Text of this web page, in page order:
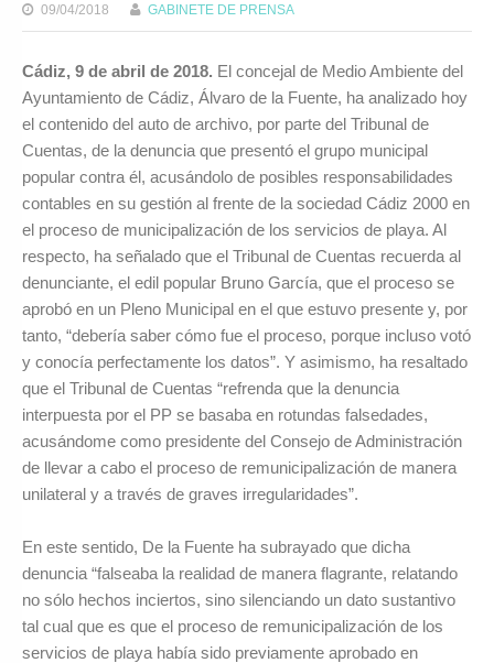
09/04/2018 GABINETE DE PRENSA
Cádiz, 9 de abril de 2018. El concejal de Medio Ambiente del
Ayuntamiento de Cádiz, Álvaro de la Fuente, ha analizado hoy
el contenido del auto de archivo, por parte del Tribunal de
Cuentas, de la denuncia que presentó el grupo municipal
popular contra él, acusándolo de posibles responsabilidades
contables en su gestión al frente de la sociedad Cádiz 2000 en
el proceso de municipalización de los servicios de playa. Al
respecto, ha señalado que el Tribunal de Cuentas recuerda al
denunciante, el edil popular Bruno García, que el proceso se
aprobó en un Pleno Municipal en el que estuvo presente y, por
tanto, “debería saber cómo fue el proceso, porque incluso votó
y conocía perfectamente los datos”. Y asimismo, ha resaltado
que el Tribunal de Cuentas “refrenda que la denuncia
interpuesta por el PP se basaba en rotundas falsedades,
acusándome como presidente del Consejo de Administración
de llevar a cabo el proceso de remunicipalización de manera
unilateral y a través de graves irregularidades”.
En este sentido, De la Fuente ha subrayado que dicha
denuncia “falseaba la realidad de manera flagrante, relatando
no sólo hechos inciertos, sino silenciando un dato sustantivo
tal cual que es que el proceso de remunicipalización de los
servicios de playa había sido previamente aprobado en